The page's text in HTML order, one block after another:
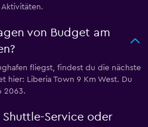
von Budget am
fliegst, findest du die nächste
hier: Liberia Town 9 Km West. Du
2063.
Service oder